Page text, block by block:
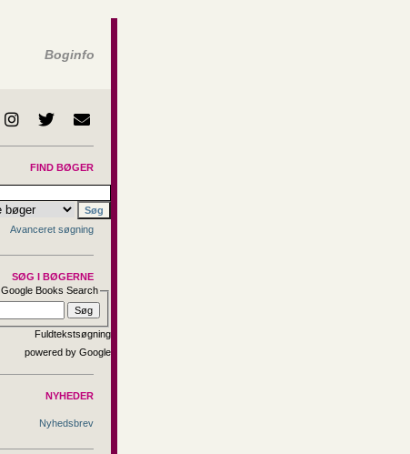
Boginfo
FIND BØGER
Avanceret søgning
SØG I BØGERNE
Google Books Search
Fuldtekstsøgning
NYHEDER
Nyhedsbrev